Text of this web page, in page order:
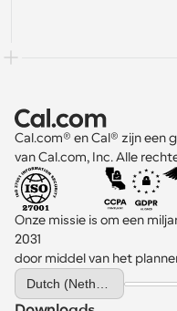
Cal.com® en Cal® zijn een
van Cal.com, Inc. Alle
Onze missie is om een
2031
door middel van het
Select Language